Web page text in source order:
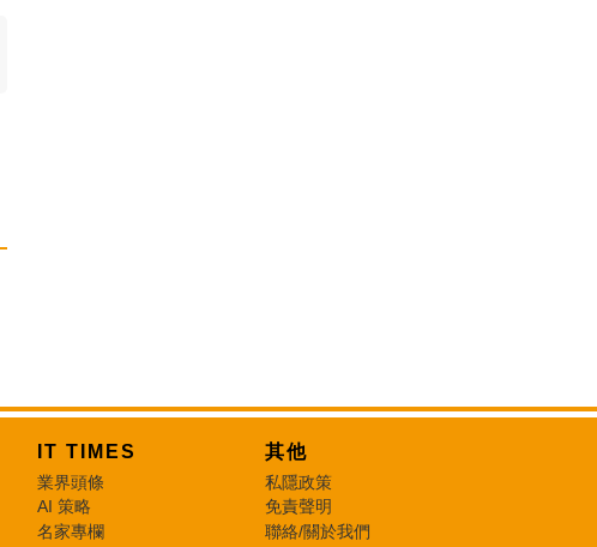
IT TIMES
業界頭條
AI 策略
名家專欄
其他
私隱政策
免責聲明
聯絡/關於我們